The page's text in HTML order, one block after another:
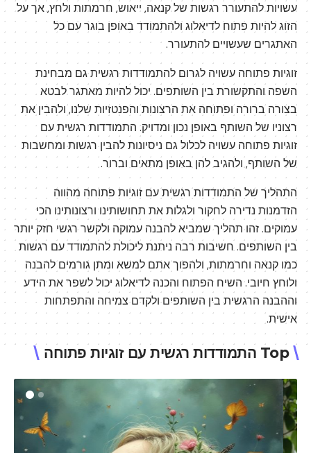
עשויות להתעורר רגשות של קנאה, ייאוש, חרמתות ולחץ, אך על
הזוג להיות פתוח לדיאלוג ולהתמודד באופן בוגר עם כל
האתגרים שעשויים להתעורר.
זוגיות פתוחה עשויה לגרום להתמודדות רגשית גם מבחינת
השפה והתקשורת בין השותפים. יכול להיות מאתגר לבטא
בצורה ברורה ופתוחה את הרצונות והפנטזיות שלנו, ולהבין את
רצוניו של השותף באופן נכון ומדויק. התמודדות רגשית עם
זוגיות פתוחה עשויה לכלול גם ניסיונות להבין רגשות ומחשבות
של השותף, ולהגיב להן באופן מתאים וברור.
התהליך של התמודדות רגשית עם זוגיות פתוחה מהווה
הזדמנות נדירה לחקור ולגלות את תחושותינו ורצונותינו הכי
עמוקים. זהו תהליך שמביא להבנה עמוקה ולקשר רגשי חזק יותר
בין השותפים. חשיבות רבה ניתנת ליכולת להתמודד עם רגשות
כמו קנאה וחרמתות, ולהפוך אתם למשא ומתן גורמים להבנה
ולוחץ חיובי. השיח הפתוח והכנה לדיאלוג יכול לשפר את הידע
וההבנה הרגשית בין השותפים ולקדם צמיחה והתפתחות
אישית.
Top התמודדות רגשית עם זוגיות פתוחה